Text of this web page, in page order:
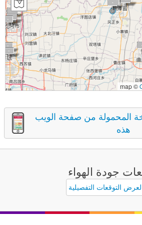
map ©
المحمولة من صفحة الويب
هذه
جودة الهواء
التوقعات التفصيلية